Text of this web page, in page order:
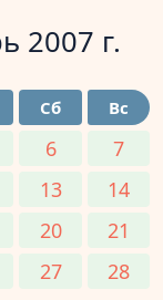
2007 г.
Сб Вс
6
7
13
14
20
21
27
28